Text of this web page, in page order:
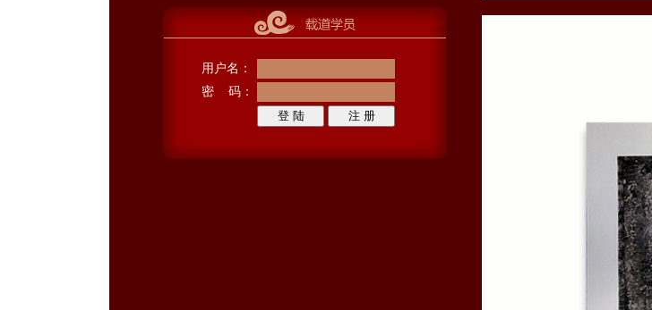
用户名：
密 码：